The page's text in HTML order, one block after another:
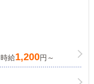
時給1,200円～